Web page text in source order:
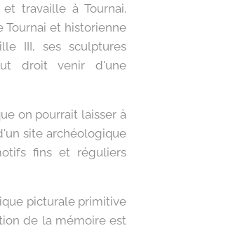
travaille à Tournai.
Tournai et historienne
III, ses sculptures
droit venir d'une
on pourrait laisser à
site archéologique
fins et réguliers
picturale primitive
de la mémoire est